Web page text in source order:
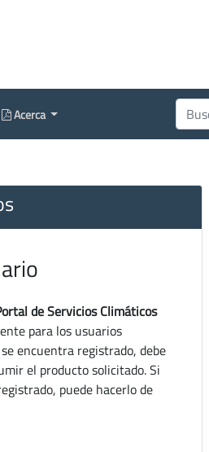
Acerca
de Servicios Climáticos
para los usuarios
encuentra registrado, debe
el producto solicitado. Si
puede hacerlo de